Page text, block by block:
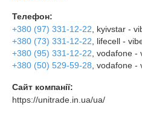
Телефон:
+380 (97) 331-12-22 , kyivstar -
+380 (73) 331-12-22 , lifecell -
+380 (95) 331-12-22 , vodafone
+380 (50) 529-59-28 , vodafone
Сайт компанії:
https://unitrade.in.ua/ua/